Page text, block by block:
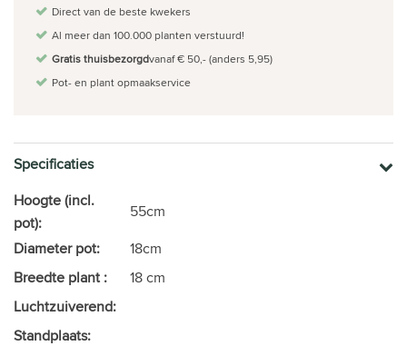
Direct van de beste kwekers
Al meer dan 100.000 planten verstuurd!
Gratis thuisbezorgdvanaf € 50,- (anders 5,95)
Pot- en plant opmaakservice
Specificaties
Hoogte (incl.
pot):
55cm
Diameter pot:
18cm
Breedte plant :
18 cm
Luchtzuiverend:
Standplaats: